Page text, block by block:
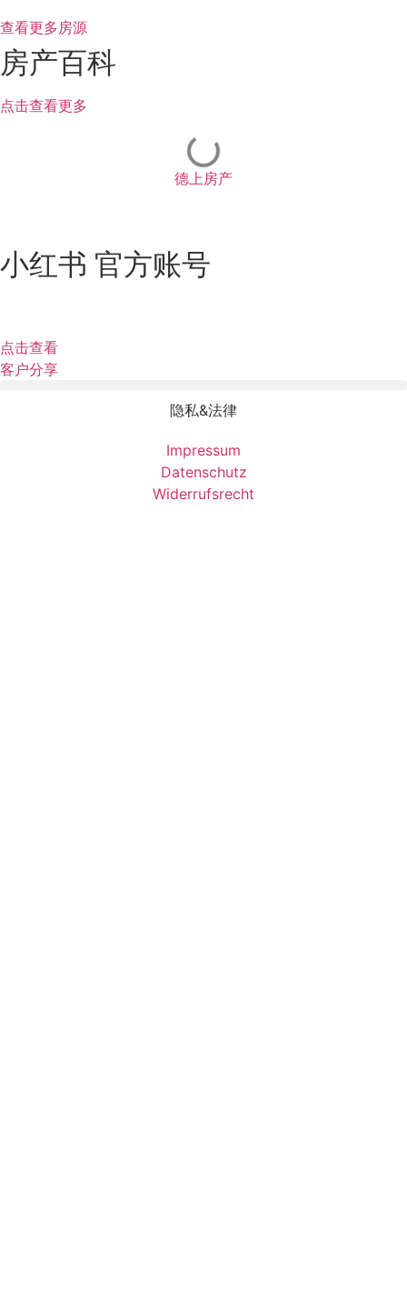
查看更多房源
房产百科
点击查看更多
德上房产
小红书 官方账号
点击查看
客户分享
隐私&法律
Impressum
Datenschutz
Widerrufsrecht